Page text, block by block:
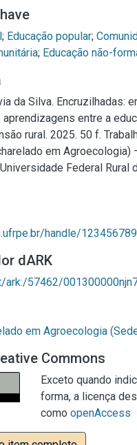
; Educação popular;
; Educação não-
da Silva. Encruzilhadas:
entre a
rural. 2025. 50 f.
em Agroecologia)
Federal Rural
handle/
dARK
ark:/57462/
em Agroecologia
Commons
Exceto quando
forma, a licença
como openAccess